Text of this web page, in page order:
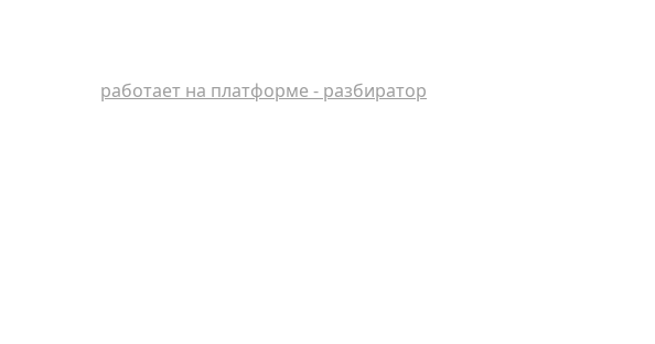
работает на платформе - разбиратор